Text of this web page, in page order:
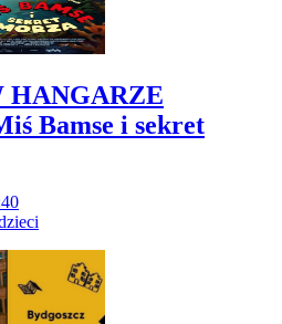
HANGARZE
Bamse i sekret